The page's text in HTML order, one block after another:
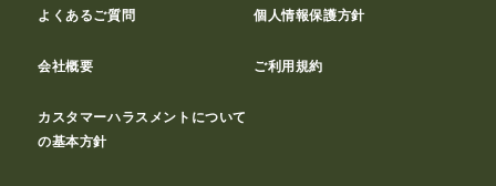
よくあるご質問 個人情報保護方針
会社概要 ご利用規約
カスタマーハラスメントについて
の基本方針